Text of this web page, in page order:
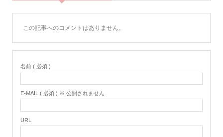
この記事へのコメントはありません。
名前 ( 必須 )
E-MAIL ( 必須 ) ※ 公開されません
URL